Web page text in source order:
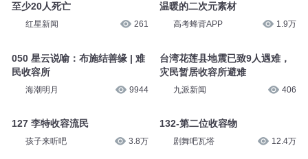
至少20人死亡
红星新闻 261
050 星云说喻：布施结善缘 | 难
民收容所
海潮明月 9944
127 李特收容流民
孩子来听吧 3.8万
温暖的二次元素材
高考蜂背APP 1.9万
台湾花莲县地震已致9人遇难，
灾民暂居收容所避难
九派新闻 406
132-第二位收容物
剧舞吧瓦塔 12.4万